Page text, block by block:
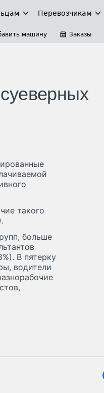
Перевозчикам
машину Заказы
такого
больше
В пятерку
водители